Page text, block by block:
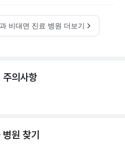
비대면 진료 병원 더보기
주의사항
병원 찾기